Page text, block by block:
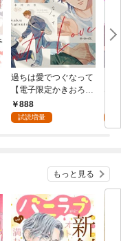
過ちは愛でつぐなって
【電子限定かきおろし
付】888
試読増量
もっと見る